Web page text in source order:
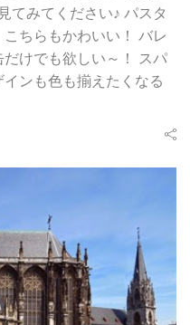
てみてください♪ パスタ
ちらもかわいい！ バレ
けでも欲しい～！ スパ
ンも色も揃えたくなる